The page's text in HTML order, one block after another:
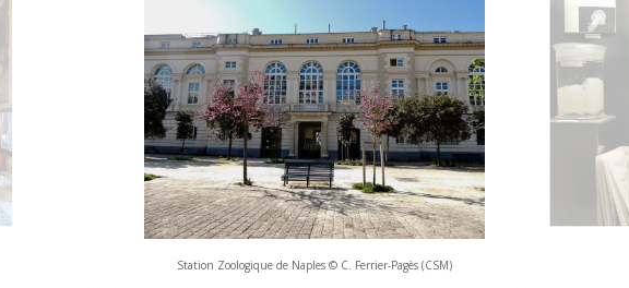
Station Zoologique de Naples © C. Ferrier-Pagès (CSM)